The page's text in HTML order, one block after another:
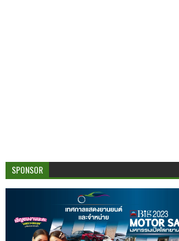
SPONSOR